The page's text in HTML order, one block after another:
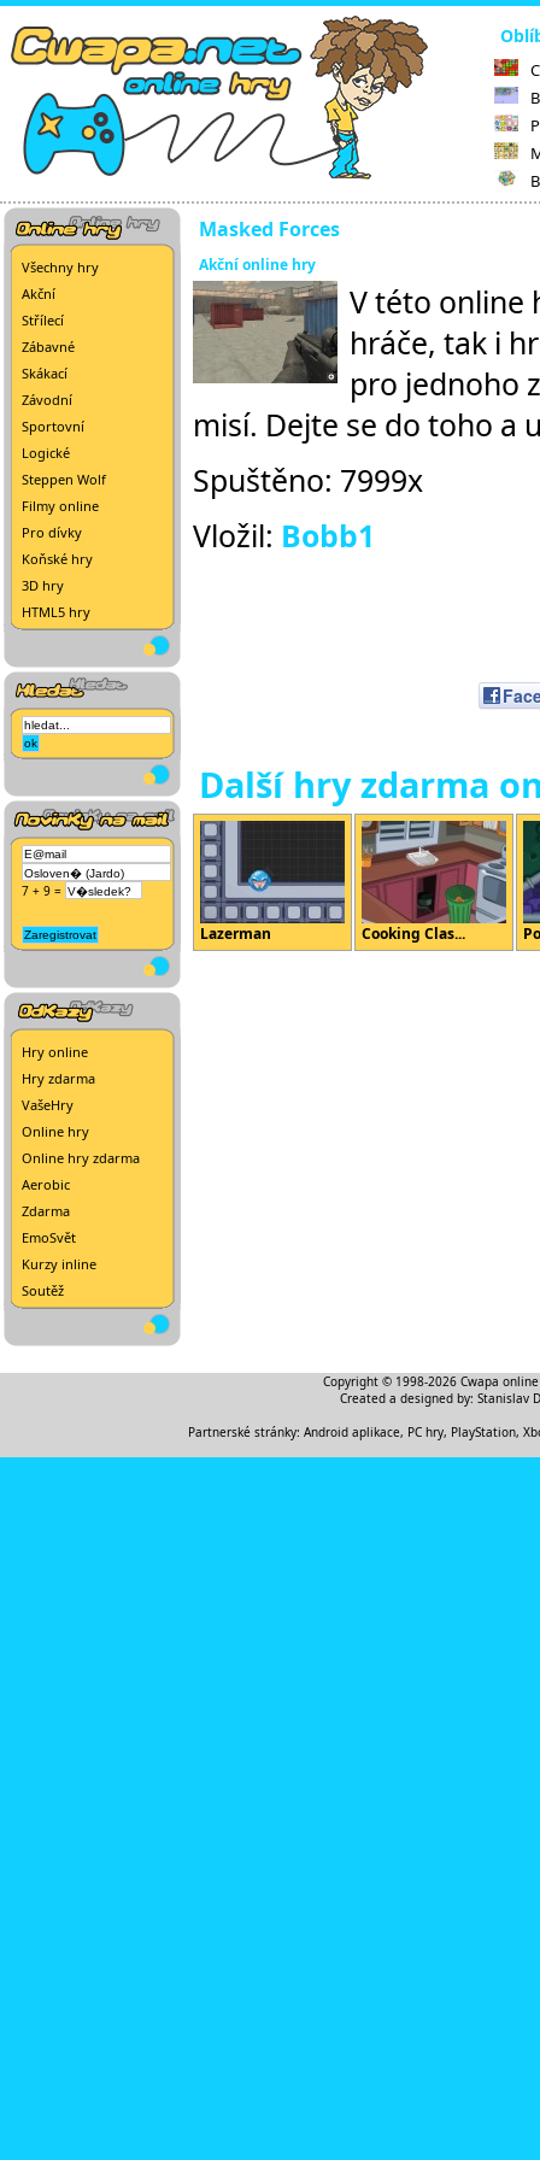
Všechny hry
Akční
Střílecí
Zábavné
Skákací
Závodní
Sportovní
Logické
Steppen Wolf
Filmy online
Pro dívky
Koňské hry
3D hry
HTML5 hry
7 + 9 =
Hry online
Hry zdarma
VašeHry
Online hry
Online hry zdarma
Aerobic
Zdarma
EmoSvět
Kurzy inline
Soutěž
Masked Forces
Akční online hry
V této online
hráče, tak i
pro jednoho
misí. Dejte se do toho a
Spuštěno: 7999x
Vložil: Bobb1
Další hry zdarma
Lazerman Cooking Clas...
Copyright © 1998-2026 Cwapa
Created a designed by: Stanislav
Partnerské stránky: Android aplikace, PC hry, PlayStation,